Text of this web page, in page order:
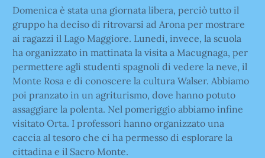
Domenica è stata una giornata libera, perciò tutto il
gruppo ha deciso di ritrovarsi ad Arona per mostrare
ai ragazzi il Lago Maggiore. Lunedì, invece, la scuola
ha organizzato in mattinata la visita a Macugnaga, per
permettere agli studenti spagnoli di vedere la neve, il
Monte Rosa e di conoscere la cultura Walser. Abbiamo
poi pranzato in un agriturismo, dove hanno potuto
assaggiare la polenta. Nel pomeriggio abbiamo infine
visitato Orta. I professori hanno organizzato una
caccia al tesoro che ci ha permesso di esplorare la
cittadina e il Sacro Monte.